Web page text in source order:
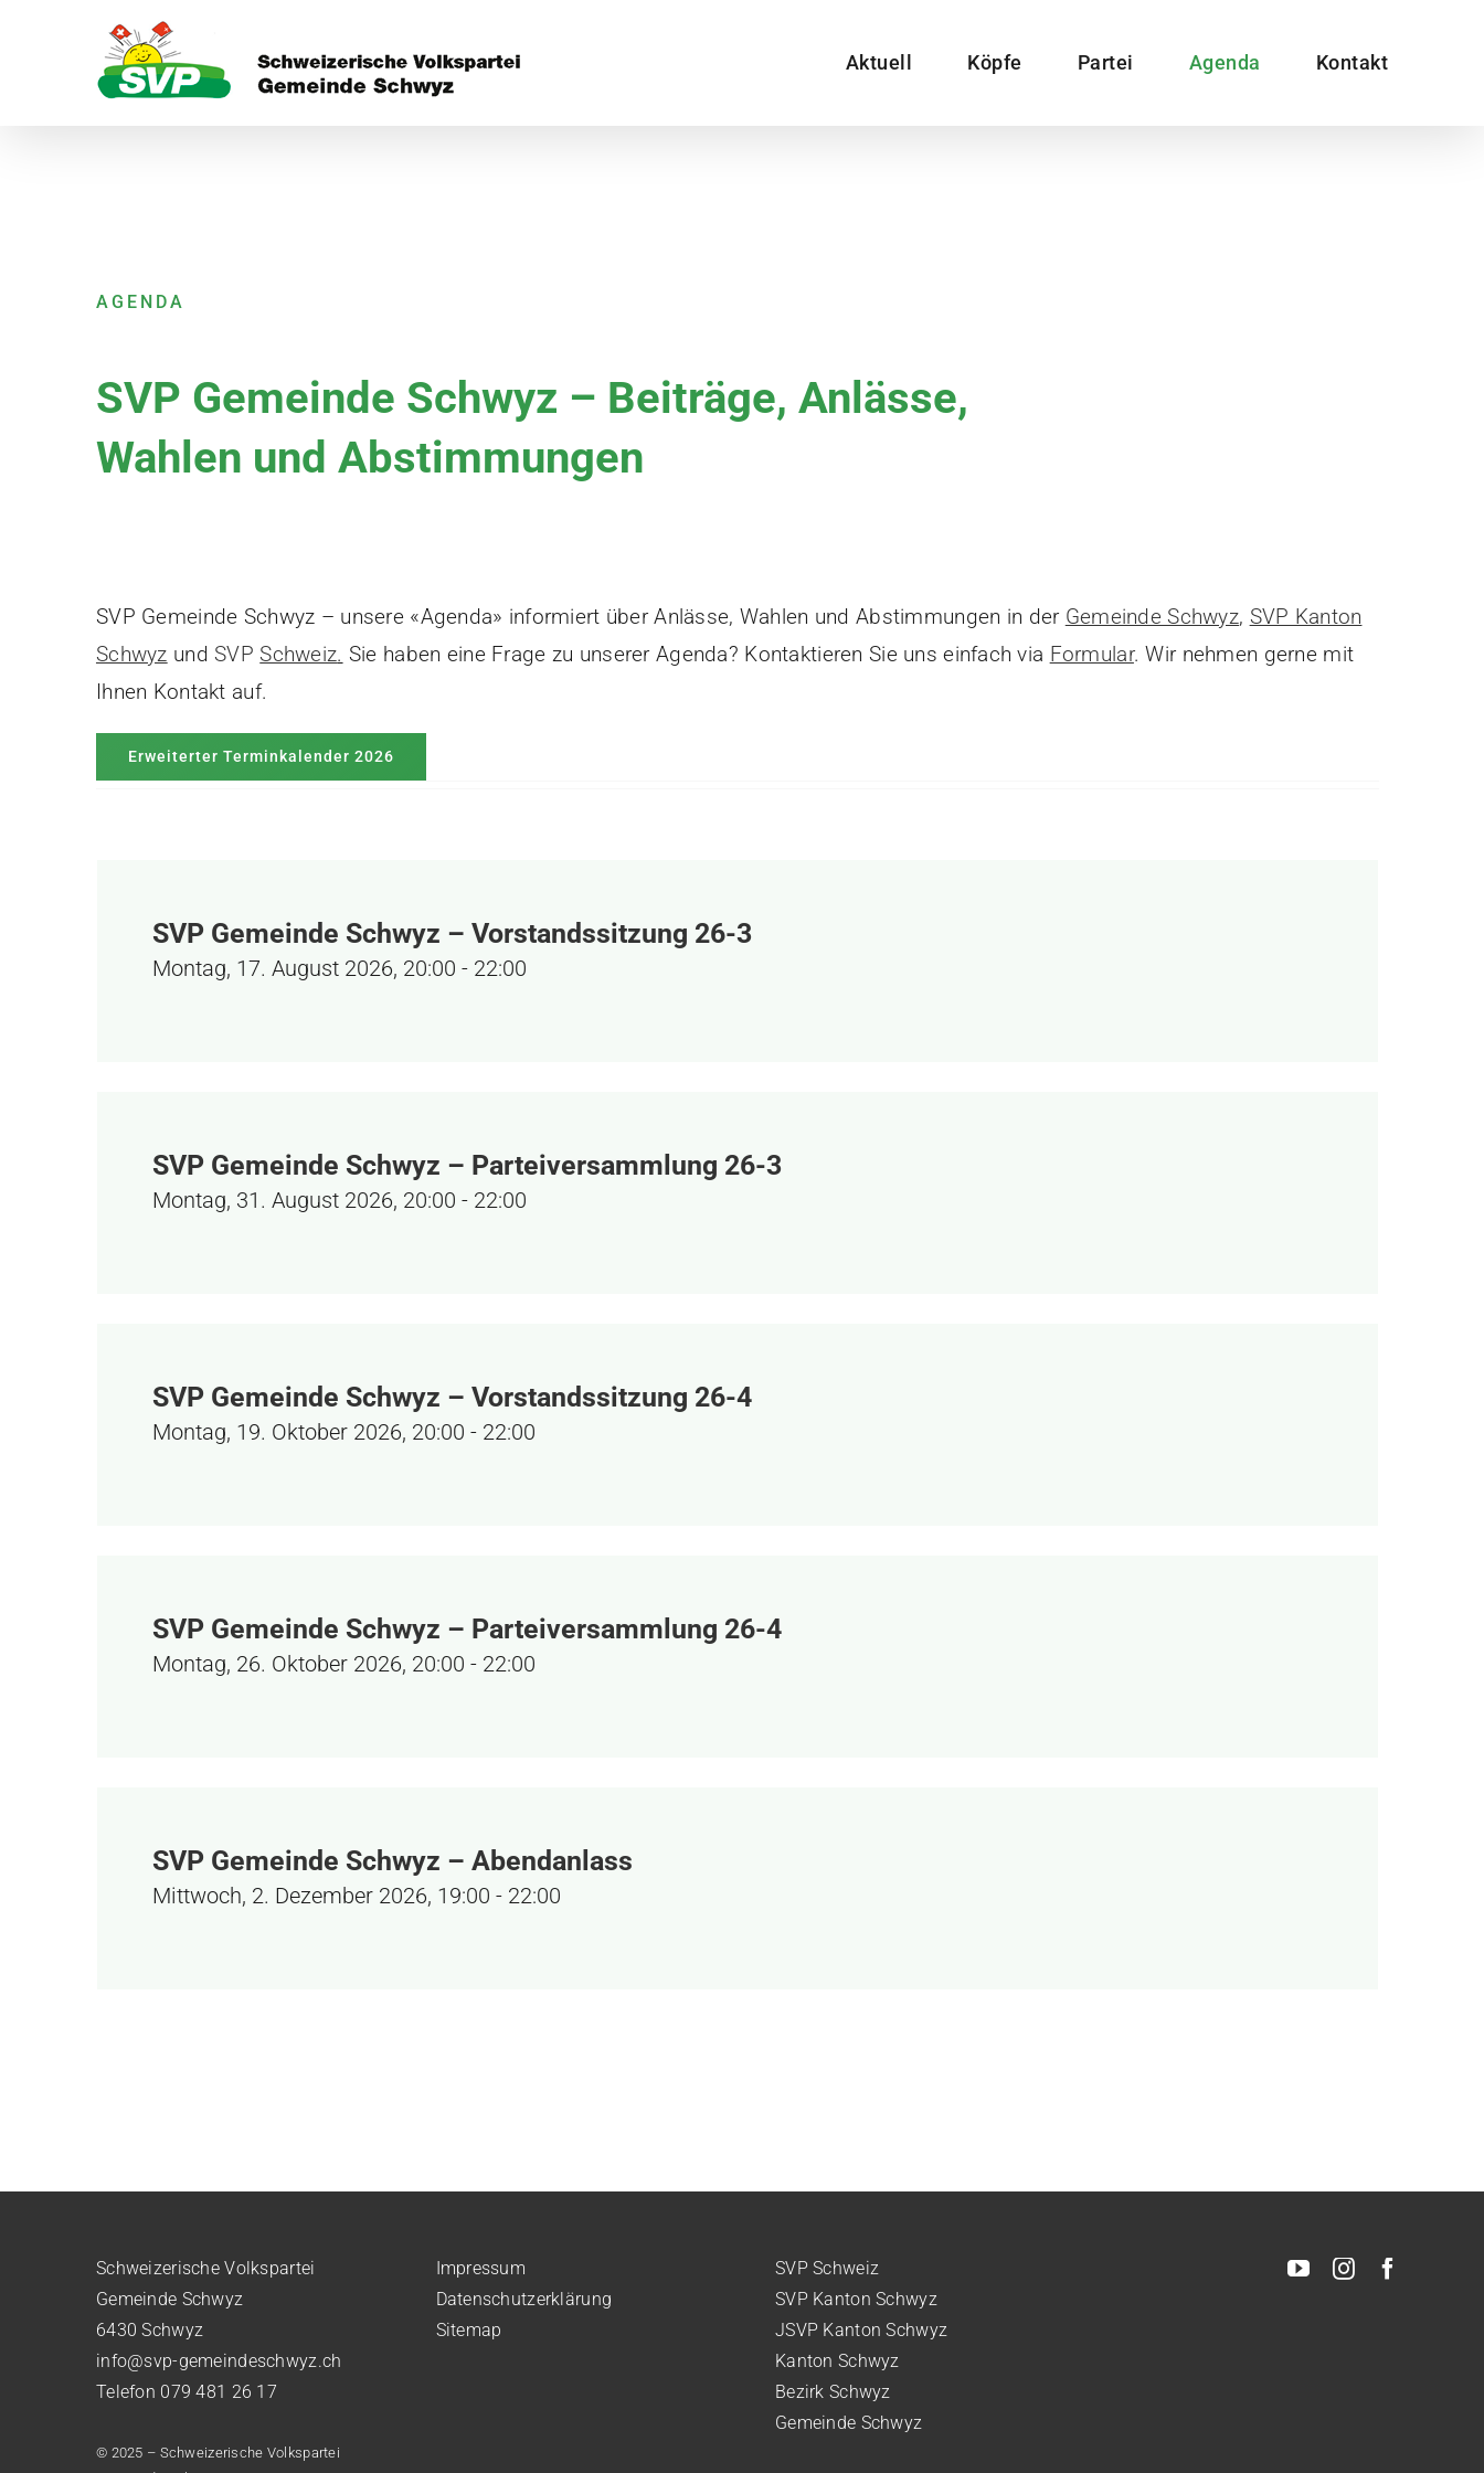
Aktuell Köpfe Partei Agenda Kontakt
AGENDA
SVP Gemeinde Schwyz – Beiträge, Anlässe,
Wahlen und Abstimmungen
SVP Gemeinde Schwyz – unsere «Agenda» informiert über Anlässe, Wahlen und Abstimmungen in der Gemeinde Schwyz, SVP Kanton
Schwyz undSVPSchweiz. Sie haben eine Frage zu unserer Agenda? Kontaktieren Sie uns einfach via Formular. Wir nehmen gerne mit
Ihnen Kontakt auf.
Erweiterter Terminkalender 2026
SVP Gemeinde Schwyz – Vorstandssitzung 26-3
Montag, 17. August 2026, 20:00 - 22:00
SVP Gemeinde Schwyz – Parteiversammlung 26-3
Montag, 31. August 2026, 20:00 - 22:00
SVP Gemeinde Schwyz – Vorstandssitzung 26-4
Montag, 19. Oktober 2026, 20:00 - 22:00
SVP Gemeinde Schwyz – Parteiversammlung 26-4
Montag, 26. Oktober 2026, 20:00 - 22:00
SVP Gemeinde Schwyz – Abendanlass
Mittwoch, 2. Dezember 2026, 19:00 - 22:00
Schweizerische Volkspartei
Gemeinde Schwyz
6430 Schwyz
info@svp-gemeindeschwyz.ch
Telefon 079 481 26 17
© 2025 – Schweizerische Volkspartei
Impressum
Datenschutzerklärung
Sitemap
SVP Schweiz
SVP Kanton Schwyz
JSVP Kanton Schwyz
Kanton Schwyz
Bezirk Schwyz
Gemeinde Schwyz